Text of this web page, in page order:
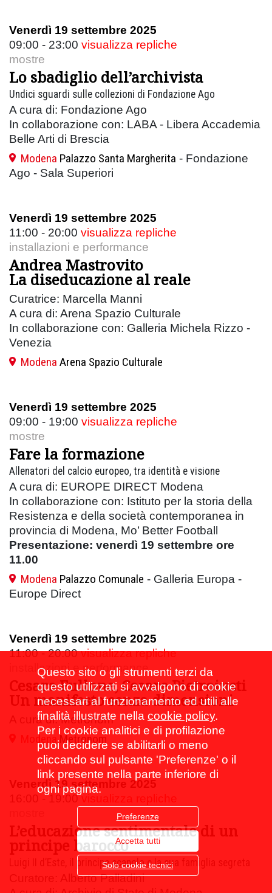
Venerdì 19 settembre 2025
09:00 - 23:00 visualizza repliche
mostre
Lo sbadiglio dell’archivista
Undici sguardi sulle collezioni di Fondazione Ago
A cura di: Fondazione Ago
In collaborazione con: LABA - Libera Accademia
Belle Arti di Brescia
Modena Palazzo Santa Margherita - Fondazione
Ago - Sala Superiori
Venerdì 19 settembre 2025
11:00 - 20:00 visualizza repliche
installazioni e performance
Andrea Mastrovito
La diseducazione al reale
Curatrice: Marcella Manni
A cura di: Arena Spazio Culturale
In collaborazione con: Galleria Michela Rizzo -
Venezia
Modena Arena Spazio Culturale
Venerdì 19 settembre 2025
09:00 - 19:00 visualizza repliche
mostre
Fare la formazione
Allenatori del calcio europeo, tra identità e visione
A cura di: EUROPE DIRECT Modena
In collaborazione con: Istituto per la storia della
Resistenza e della società contemporanea in
provincia di Modena, Mo’ Better Football
Presentazione: venerdì 19 settembre ore
11.00
Modena Palazzo Comunale - Galleria Europa -
Europe Direct
Venerdì 19 settembre 2025
11:00 - 20:00 visualizza repliche
installazioni e performance
Cesare Fullone, Cesare Pietroiusti
Un manifesto senza dimensioni
A cura di: Metronom
Modena Metronom
Venerdì 19 settembre 2025
16:00 - 19:00 visualizza repliche
L’educazione sentimentale di un
principe barocco
Luigi II d’Este, il principe scapolo e la sua famiglia segreta
Curatore: Alberto Palladini
Questo sito o gli strumenti terzi da
questo utilizzati si avvalgono di cookie
necessari al funzionamento ed utili alle
finalità illustrate nella cookie policy.
Per i cookie analitici e di profilazione
puoi decidere se abilitarli o meno
cliccando sul pulsante 'Preferenze' o il
link presente nella parte inferiore di
ogni pagina.
Preferenze
Accetta tutti
Solo cookie tecnici